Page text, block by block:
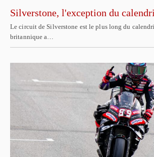
Silverstone, l'exception du
Le circuit de Silverstone est le plus long du
britannique a…